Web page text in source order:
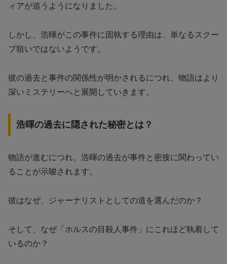
ィアが追うようになりました。
しかし、浩暉がこの事件に固執する理由は、単なるスクー
プ狙いではないようです。
彼の過去と事件の関係性が明かされるにつれ、物語はより
深いミステリーへと展開していきます。
浩暉の過去に隠された秘密とは？
物語が進むにつれ、浩暉の過去が事件と密接に関わってい
ることが示唆されます。
彼はなぜ、ジャーナリストとしての道を選んだのか？
そして、なぜ「ホルスの目殺人事件」にこれほど執着して
いるのか？